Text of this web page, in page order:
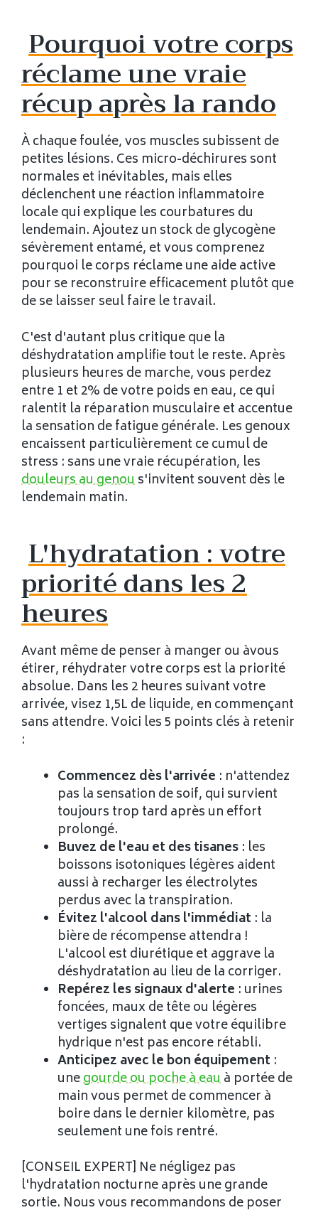
Pourquoi votre corps
réclame une vraie
récup après la rando
À chaque foulée, vos muscles subissent de
petites lésions. Ces micro-déchirures sont
normales et inévitables, mais elles
déclenchent une réaction inflammatoire
locale qui explique les courbatures du
lendemain. Ajoutez un stock de glycogène
sévèrement entamé, et vous comprenez
pourquoi le corps réclame une aide active
pour se reconstruire efficacement plutôt que
de se laisser seul faire le travail.
C'est d'autant plus critique que la
déshydratation amplifie tout le reste. Après
plusieurs heures de marche, vous perdez
entre 1 et 2% de votre poids en eau, ce qui
ralentit la réparation musculaire et accentue
la sensation de fatigue générale. Les genoux
encaissent particulièrement ce cumul de
stress : sans une vraie récupération, les
douleurs au genous'invitent souvent dès le
lendemain matin.
L'hydratation : votre
priorité dans les 2
heures
Avant même de penser à manger ou àvous
étirer, réhydrater votre corps est la priorité
absolue. Dans les 2 heures suivant votre
arrivée, visez 1,5L de liquide, en commençant
sans attendre. Voici les 5 points clés à retenir
:
Commencez dès l'arrivée : n'attendez
pas la sensation de soif, qui survient
toujours trop tard après un effort
prolongé.
Buvez de l'eau et des tisanes : les
boissons isotoniques légères aident
aussi à recharger les électrolytes
perdus avec la transpiration.
Évitez l'alcool dans l'immédiat : la
bière de récompense attendra !
L'alcool est diurétique et aggrave la
déshydratation au lieu de la corriger.
Repérez les signaux d'alerte : urines
foncées, maux de tête ou légères
vertiges signalent que votre équilibre
hydrique n'est pas encore rétabli.
Anticipez avec le bon équipement :
unegourde ou poche à eauà portée de
main vous permet de commencer à
boire dans le dernier kilomètre, pas
seulement une fois rentré.
[CONSEIL EXPERT] Ne négligez pas
l'hydratation nocturne après une grande
sortie. Nous vous recommandons de poser